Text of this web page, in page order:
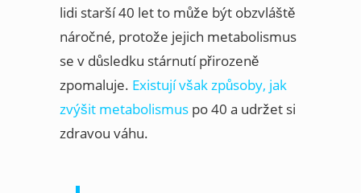
lidi starší 40 let to může být obzvláště
náročné, protože jejich metabolismus
se v důsledku stárnutí přirozeně
zpomaluje. Existují však způsoby, jak
zvýšit metabolismus po 40 a udržet si
zdravou váhu.